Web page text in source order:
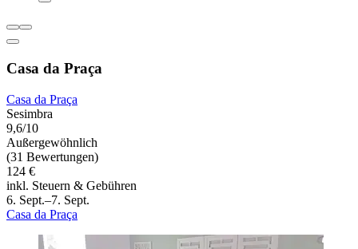
Casa da Praça
Casa da Praça
Sesimbra
9,6/10
Außergewöhnlich
(31 Bewertungen)
124 €
inkl. Steuern & Gebühren
6. Sept.–7. Sept.
Casa da Praça